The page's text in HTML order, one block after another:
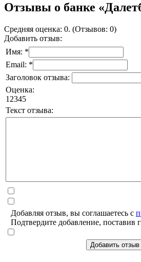
Отзывы о банке
Средняя оценка: 0. (Отзывов: 0)
Добавить отзыв:
Имя: *
Email: *
Заголовок отзыва:
Оценка:
1 2345
Текст отзыва:
Добавляя отзыв, вы соглашаетесь с
Подтвердите добавление, поставив
Добавить отзыв